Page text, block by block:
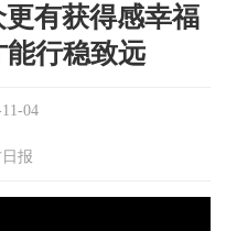
有获得感幸福
行稳致远
04
报